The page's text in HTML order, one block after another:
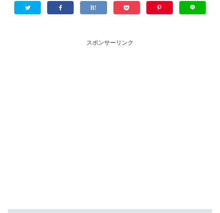
スポンサーリンク